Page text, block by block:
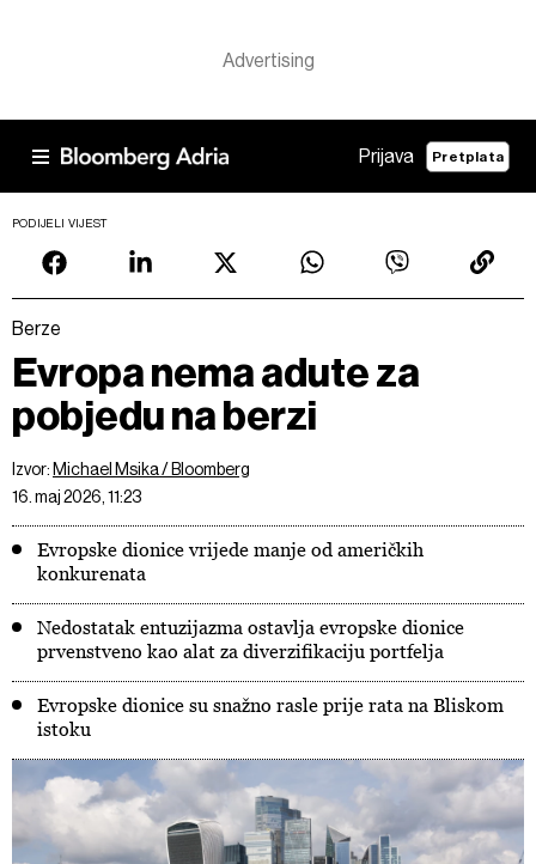
Prijava Pretplata
PODIJELI VIJEST
Berze
Evropa nema adute za
pobjedu na berzi
Izvor: Michael Msika / Bloomberg
16. maj 2026, 11:23
Evropske dionice vrijede manje od američkih
konkurenata
Nedostatak entuzijazma ostavlja evropske dionice
prvenstveno kao alat za diverzifikaciju portfelja
Evropske dionice su snažno rasle prije rata na Bliskom
istoku